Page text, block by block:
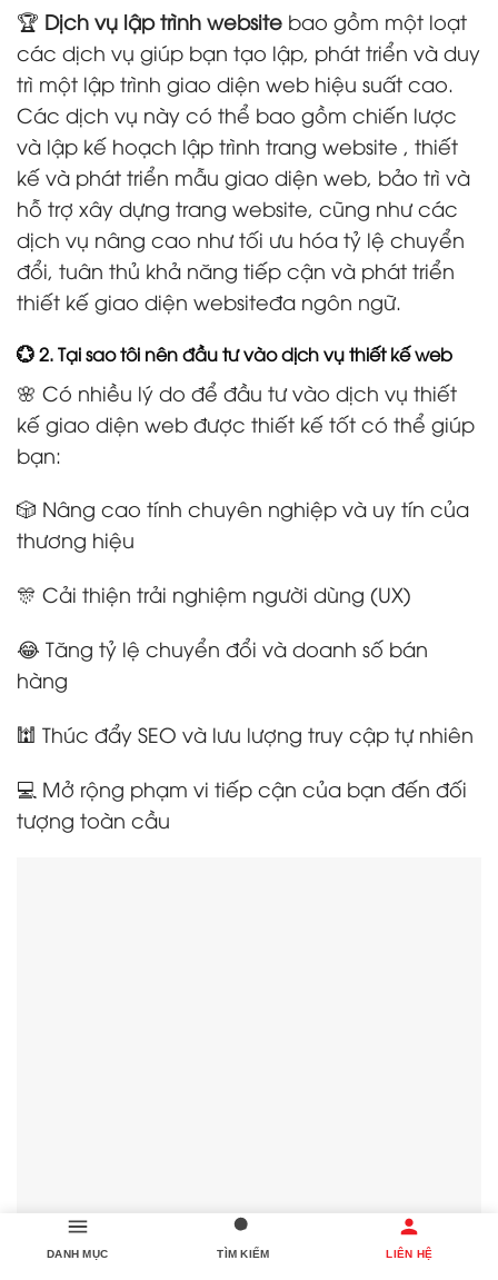
🏆 Dịch vụ lập trình website bao gồm một loạt
các dịch vụ giúp bạn tạo lập, phát triển và duy
trì một lập trình giao diện web hiệu suất cao.
Các dịch vụ này có thể bao gồm chiến lược
và lập kế hoạch lập trình trang website , thiết
kế và phát triển mẫu giao diện web, bảo trì và
hỗ trợ xây dựng trang website, cũng như các
dịch vụ nâng cao như tối ưu hóa tỷ lệ chuyển
đổi, tuân thủ khả năng tiếp cận và phát triển
thiết kế giao diện websiteđa ngôn ngữ.
💮 2. Tại sao tôi nên đầu tư vào dịch vụ thiết kế web
🌸 Có nhiều lý do để đầu tư vào dịch vụ thiết
kế giao diện web được thiết kế tốt có thể giúp
bạn:
🎲 Nâng cao tính chuyên nghiệp và uy tín của
thương hiệu
🎊 Cải thiện trải nghiệm người dùng (UX)
😂 Tăng tỷ lệ chuyển đổi và doanh số bán
hàng
🕍 Thúc đẩy SEO và lưu lượng truy cập tự nhiên
💻 Mở rộng phạm vi tiếp cận của bạn đến đối
tượng toàn cầu
DANH MỤC TÌM KIẾM LIÊN HỆ